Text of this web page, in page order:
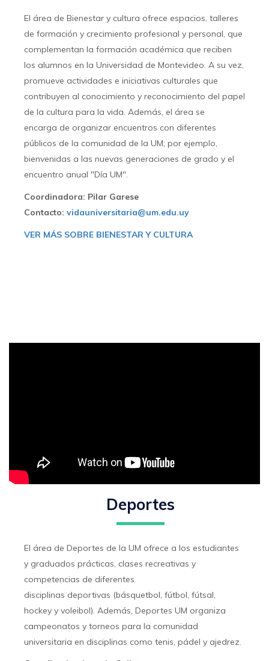
El área de Bienestar y cultura ofrece espacios, talleres
de formación y crecimiento profesional y personal, que
complementan la formación académica que reciben
los alumnos en la Universidad de Montevideo. A su vez,
promueve actividades e iniciativas culturales que
contribuyen al conocimiento y reconocimiento del papel
de la cultura para la vida. Además, el área se
encarga de organizar encuentros con diferentes
públicos de la comunidad de la UM; por ejemplo,
bienvenidas a las nuevas generaciones de grado y el
encuentro anual "Día UM".
Coordinadora: Pilar Garese
Contacto: vidauniversitaria@um.edu.uy
VER MÁS SOBRE BIENESTAR Y CULTURA
Deportes
El área de Deportes de la UM ofrece a los estudiantes
y graduados prácticas, clases recreativas y
competencias de diferentes
disciplinas deportivas (básquetbol, fútbol, fútsal,
hockey y voleibol). Además, Deportes UM organiza
campeonatos y torneos para la comunidad
universitaria en disciplinas como tenis, pádel y ajedrez.